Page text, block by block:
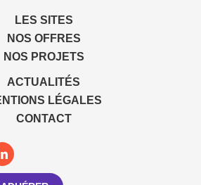
LES SITES
NOS OFFRES
NOS PROJETS
ACTUALITÉS
LÉGALES
CONTACT